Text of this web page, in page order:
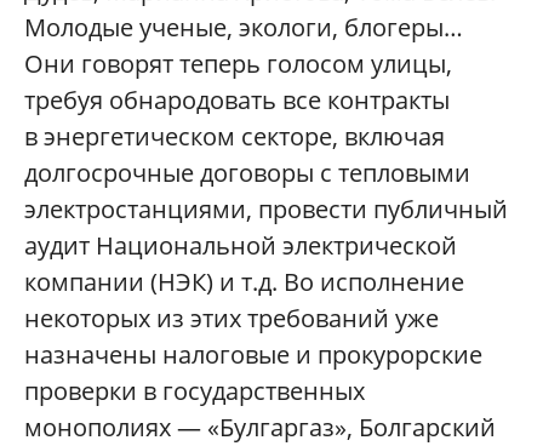
Молодые ученые, экологи, блогеры…
Они говорят теперь голосом улицы,
требуя обнародовать все контракты
в энергетическом секторе, включая
долгосрочные договоры с тепловыми
электростанциями, провести публичный
аудит Национальной электрической
компании (НЭК) и т.д. Во исполнение
некоторых из этих требований уже
назначены налоговые и прокурорские
проверки в государственных
монополиях — «Булгаргаз», Болгарский